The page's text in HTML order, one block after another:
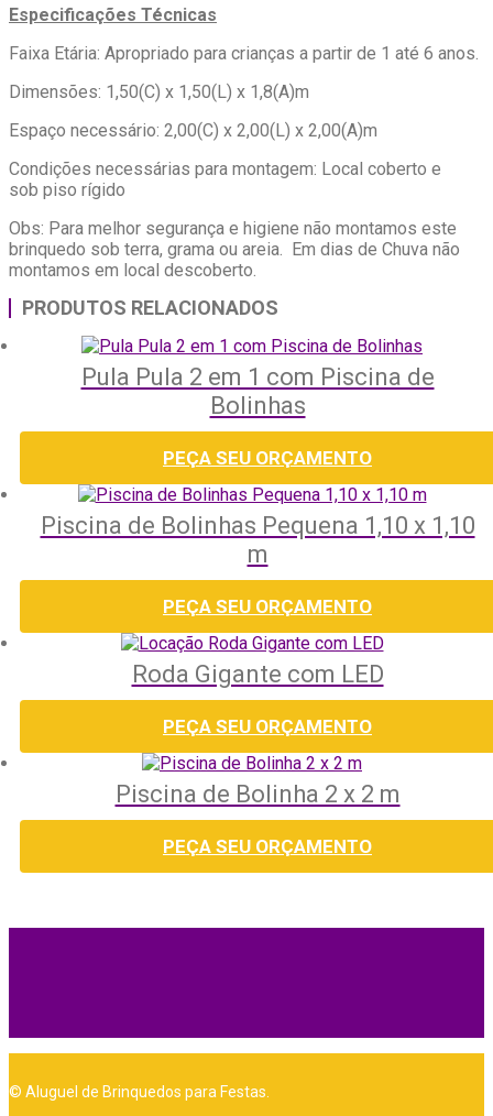
Especificações Técnicas
Faixa Etária: Apropriado para crianças a partir de 1 até 6 anos.
Dimensões: 1,50(C) x 1,50(L) x 1,8(A)m
Espaço necessário: 2,00(C) x 2,00(L) x 2,00(A)m
Condições necessárias para montagem: Local coberto e
sob piso rígido
Obs: Para melhor segurança e higiene não montamos este
brinquedo sob terra, grama ou areia. Em dias de Chuva não
montamos em local descoberto.
PRODUTOS RELACIONADOS
Pula Pula 2 em 1 com Piscina de
Bolinhas
PEÇA SEU ORÇAMENTO
Piscina de Bolinhas Pequena 1,10 x 1,10
m
PEÇA SEU ORÇAMENTO
Roda Gigante com LED
PEÇA SEU ORÇAMENTO
Piscina de Bolinha 2 x 2 m
PEÇA SEU ORÇAMENTO
© Aluguel de Brinquedos para Festas.